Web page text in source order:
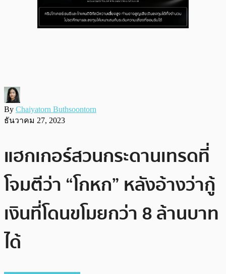
By Chaiyatorn Buthsoontorn
ธันวาคม 27, 2023
แฮกเกอร์สวนกระดานเทรดที่
โจมตีว่า “โกหก” หลังอ้างว่ากู้
เงินที่โดนขโมยกว่า 8 ล้านบาท
ได้